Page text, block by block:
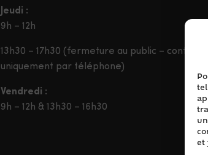
et
Jeudi :
9h – 12h
13h30 – 17h30 (fermeture au public – contact
uniquement par téléphone)
Vendredi :
9h – 12h & 13h30 – 16h30